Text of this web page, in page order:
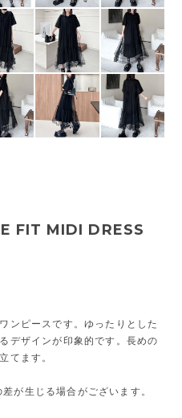
FIT MIDI DRESS
ンピースです。ゆったりとした
デザインが印象的です。長めの
てます。
が生じる場合がございます。